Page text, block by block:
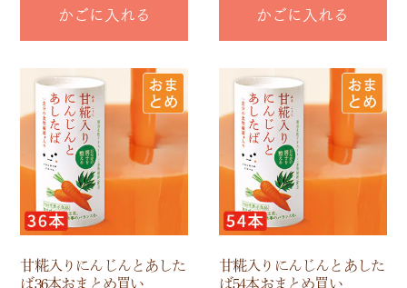
かごに入れる かごに入れる
甘糀入りにんじんとあした
ば36本おまとめ買い
甘糀入りにんじんとあした
ば54本おまとめ買い